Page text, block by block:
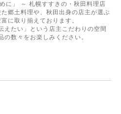
に」 ～ 札幌すすきの・秋田料理店
郷土料理や、秋田出身の店主が選ぶ
に取り揃えております。
えたい」という店主こだわりの空間
の数々をお楽しみください。